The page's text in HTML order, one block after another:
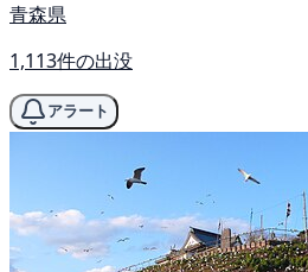
青森県
1,113件の出没
アラート